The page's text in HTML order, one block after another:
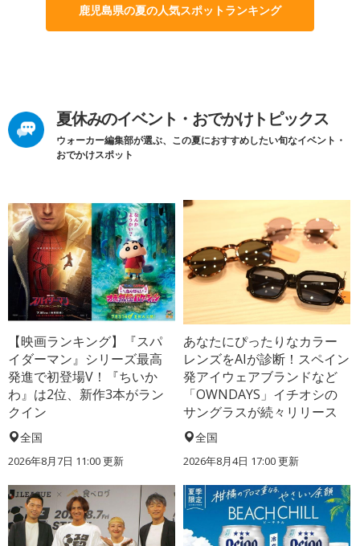
鹿児島県の夏の人気スポットランキング
夏休みのイベント・おでかけトピックス
ウォーカー編集部が選ぶ、この夏におすすめしたい旬なイベント・
おでかけスポット
【映画ランキング】『スパ
イダーマン』シリーズ最高
発進で初登場V！『ちいか
わ』は2位、新作3本がラン
クイン
全国
2026年8月7日 11:00更新
あなたにぴったりなカラー
レンズをAIが診断！スペイン
発アイウェアブランドなど
「OWNDAYS」イチオシの
サングラスが続々リリース
全国
2026年8月4日 17:00更新